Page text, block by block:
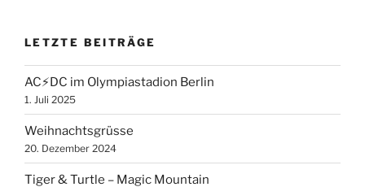
LETZTE BEITRÄGE
AC⚡️DC im Olympiastadion Berlin
1. Juli 2025
Weihnachtsgrüsse
20. Dezember 2024
Tiger & Turtle – Magic Mountain